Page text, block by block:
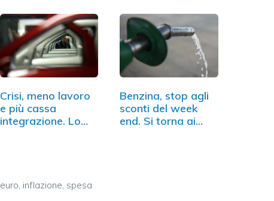
Crisi, meno lavoro
e più cassa
integrazione. Lo…
Benzina, stop agli
sconti del week
end. Si torna ai…
euro inflazione spesa